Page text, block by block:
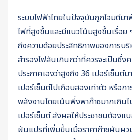
ระบบไฟฟ้าไทยในปัจจุบันถูกโจมตีม
ไฟที่สูงขึ้นและมีแนวโน้มสูงขึ้นเรื่อย
ถึงความด้อยประสิทธิภาพของการบริ
สำรองไฟล้นเกินกว่าที่ควรจะเป็นซึ่ง
ประกาศเองว่าสูงถึง 36 เปอร์เซ็นต์ม
เปอร์เซ็นต์ไปเกือบสองเท่าตัว หรือก
พลังงานโดยเน้นพึ่งพาก๊าซมากเกิน
เปอร์เซ็นต์ ส่งผลให้ประชาชนต้องแ
ผันแปรที่เพิ่มขึ้นเมื่อราคาก๊าซผันผ